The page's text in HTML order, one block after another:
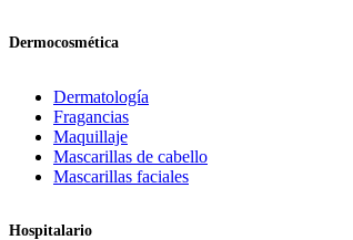
Dermocosmética
Dermatología
Fragancias
Maquillaje
Mascarillas de cabello
Mascarillas faciales
Hospitalario